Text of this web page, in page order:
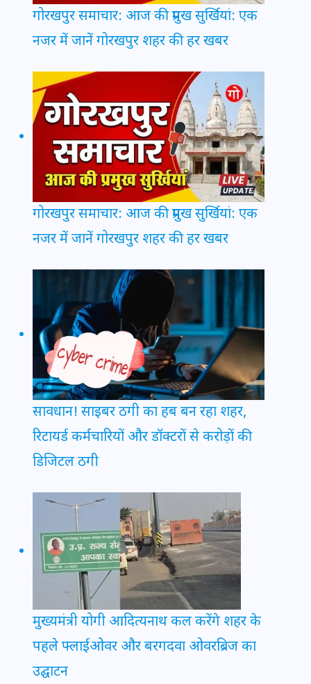
गोरखपुर समाचार: आज की प्रमुख सुर्खियां: एक
नजर में जानें गोरखपुर शहर की हर खबर
गोरखपुर समाचार: आज की प्रमुख सुर्खियां: एक
नजर में जानें गोरखपुर शहर की हर खबर
सावधान! साइबर ठगी का हब बन रहा शहर,
रिटायर्ड कर्मचारियों और डॉक्टरों से करोड़ों की
डिजिटल ठगी
मुख्यमंत्री योगी आदित्यनाथ कल करेंगे शहर के
पहले फ्लाईओवर और बरगदवा ओवरब्रिज का
उद्घाटन